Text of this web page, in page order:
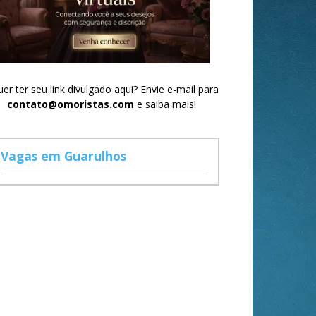
ter seu link divulgado aqui? Envie e-mail para
contato@omoristas.com e saiba mais!
Vagas em Guarulhos